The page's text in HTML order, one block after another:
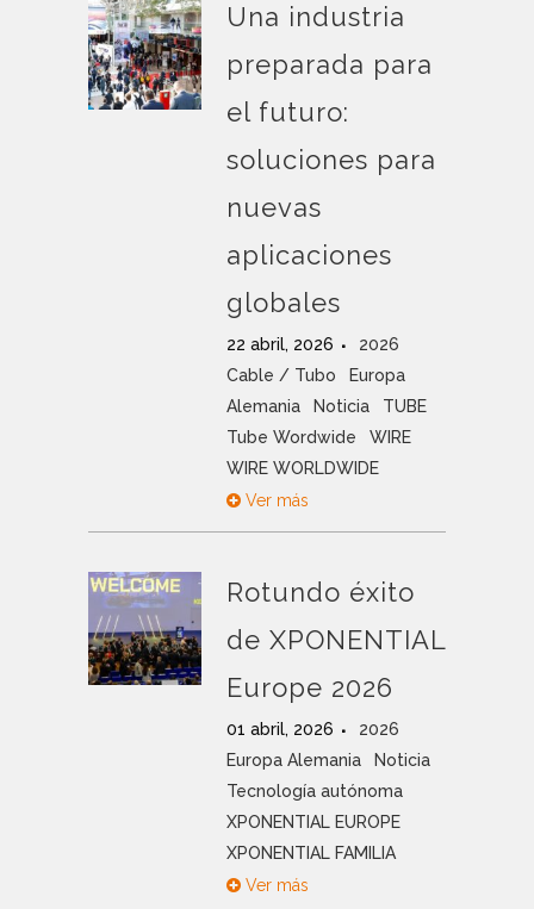
Una industria
preparada para
el futuro:
soluciones para
nuevas
aplicaciones
globales
22 abril, 2026
2026
Cable / Tubo
Europa
Alemania
Noticia
TUBE
Tube Wordwide
WIRE
WIRE WORLDWIDE
Ver más
Rotundo éxito
de XPONENTIAL
Europe 2026
01 abril, 2026
2026
Europa Alemania
Noticia
Tecnología autónoma
XPONENTIAL EUROPE
XPONENTIAL FAMILIA
Ver más